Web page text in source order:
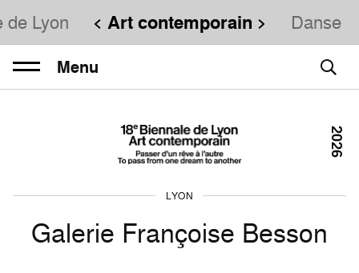
de Lyon Art contemporain Danse
Menu
LYON
Galerie Françoise Besson
2026